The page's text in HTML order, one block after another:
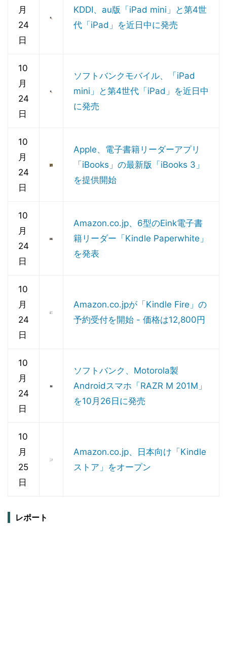
月
24
日
KDDI、au版「iPad mini」と第4世
代「iPad」を近日中に発売
10
月
24
日
ソフトバンクモバイル、「iPad
mini」と第4世代「iPad」を近日中
に発売
10
月
24
日
Apple、電子書籍リーダーアプリ
「iBooks」の最新版「iBooks 3」
を提供開始
10
月
24
日
Amazon.co.jp、6型のEink電子書
籍リーダー「Kindle Paperwhite」
を発表
10
月
24
日
Amazon.co.jpが「Kindle Fire」の
予約受付を開始 - 価格は12,800円
10
月
24
日
ソフトバンク、Motorola製
Androidスマホ「RAZR M 201M」
を10月26日に発売
10
月
25
日
Amazon.co.jp、日本向け「Kindle
ストア」をオープン
レポート